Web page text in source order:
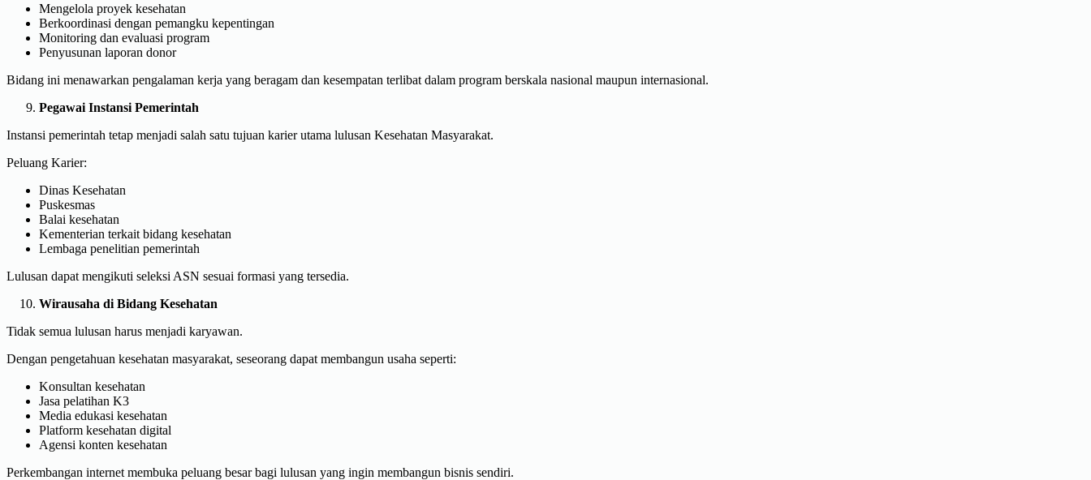
Mengelola proyek kesehatan
Berkoordinasi dengan pemangku kepentingan
Monitoring dan evaluasi program
Penyusunan laporan donor
Bidang ini menawarkan pengalaman kerja yang beragam dan kesempatan terlibat dalam program berskala nasional maupun internasional.
Pegawai Instansi Pemerintah
Instansi pemerintah tetap menjadi salah satu tujuan karier utama lulusan Kesehatan Masyarakat.
Peluang Karier:
Dinas Kesehatan
Puskesmas
Balai kesehatan
Kementerian terkait bidang kesehatan
Lembaga penelitian pemerintah
Lulusan dapat mengikuti seleksi ASN sesuai formasi yang tersedia.
Wirausaha di Bidang Kesehatan
Tidak semua lulusan harus menjadi karyawan.
Dengan pengetahuan kesehatan masyarakat, seseorang dapat membangun usaha seperti:
Konsultan kesehatan
Jasa pelatihan K3
Media edukasi kesehatan
Platform kesehatan digital
Agensi konten kesehatan
Perkembangan internet membuka peluang besar bagi lulusan yang ingin membangun bisnis sendiri.